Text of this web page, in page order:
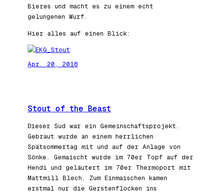
Bieres und macht es zu einem echt
gelungenen Wurf.
Hier alles auf einen Blick:
Apr. 20, 2018
Stout of the Beast
Dieser Sud war ein Gemeinschaftsprojekt.
Gebraut wurde an einem herrlichen
Spätsommertag mit und auf der Anlage von
Sönke. Gemaischt wurde im 70er Topf auf der
Hendi und geläutert im 70er Thermoport mit
Mattmill Blech. Zum Einmaischen kamen
erstmal nur die Gerstenflocken ins